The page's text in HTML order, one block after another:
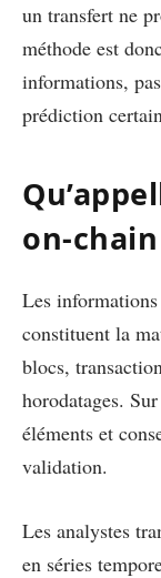
un transfert ne
méthode est
informations,
prédiction
on-chain
Les
constituent la
blocs,
horodatages.
éléments et
validation.
Les analystes
en séries